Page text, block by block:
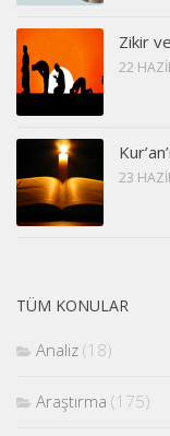
Zikir
22
23
TÜM KONULAR
Analiz (18)
Araştırma (175)